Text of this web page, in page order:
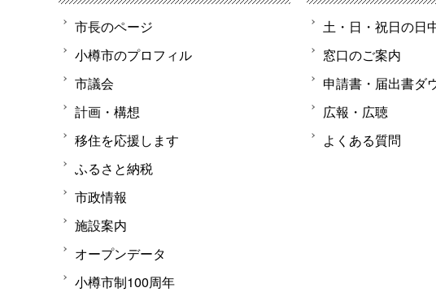
市長のページ
小樽市のプロフィル
市議会
計画・構想
移住を応援します
ふるさと納税
市政情報
施設案内
オープンデータ
小樽市制100周年
土・日・祝日の日
窓口のご案内
申請書・届出書ダ
広報・広聴
よくある質問